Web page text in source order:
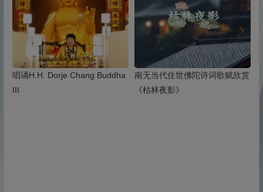
唱诵H.H. Dorje Chang Buddha
III
南无当代住世佛陀诗词歌赋欣赏
《枯林夜影》